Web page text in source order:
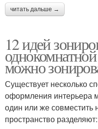
читать дальше →
12 идей
можно
Существует несколько
оформления интерьера
один или же совместить
пространство разделяют: